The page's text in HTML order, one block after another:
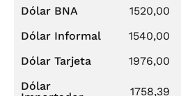
Dólar BNA 1520,00
Dólar Informal
1540,00
Dólar Tarjeta
1976,00
Dólar
1758,39